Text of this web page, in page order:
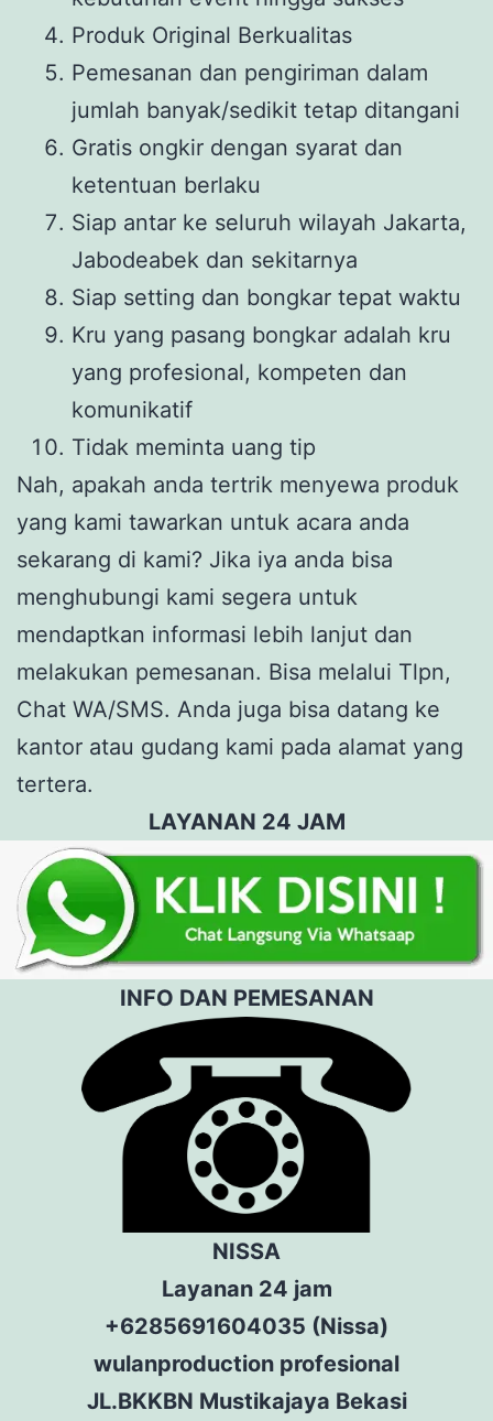
Produk Original Berkualitas
Pemesanan dan pengiriman dalam
jumlah banyak/sedikit tetap ditangani
Gratis ongkir dengan syarat dan
ketentuan berlaku
Siap antar ke seluruh wilayah Jakarta,
Jabodeabek dan sekitarnya
Siap setting dan bongkar tepat waktu
Kru yang pasang bongkar adalah kru
yang profesional, kompeten dan
komunikatif
Tidak meminta uang tip
Nah, apakah anda tertrik menyewa produk
yang kami tawarkan untuk acara anda
sekarang di kami? Jika iya anda bisa
menghubungi kami segera untuk
mendaptkan informasi lebih lanjut dan
melakukan pemesanan. Bisa melalui Tlpn,
Chat WA/SMS. Anda juga bisa datang ke
kantor atau gudang kami pada alamat yang
tertera.
LAYANAN 24 JAM
INFO DAN PEMESANAN
NISSA
Layanan 24 jam
+6285691604035 (Nissa)
wulanproduction profesional
JL.BKKBN Mustikajaya Bekasi